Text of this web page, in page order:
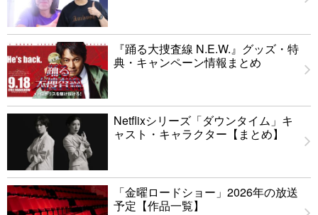
『踊る大捜査線 N.E.W.』グッズ・特
典・キャンペーン情報まとめ
Netflixシリーズ「ダウンタイム」キ
ャスト・キャラクター【まとめ】
「金曜ロードショー」2026年の放送
予定【作品一覧】